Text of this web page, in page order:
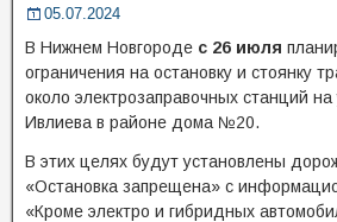
05.07.2024
В Нижнем Новгороде с 26 июля
ограничения на остановку и стоянку
около электрозаправочных станций
Ивлиева в районе дома №20.
В этих целях будут установлены
«Остановка запрещена» с
«Кроме электро и гибридных